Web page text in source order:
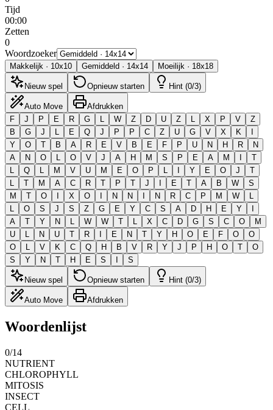
Tijd
00:00
Zetten
0
Woordzoeker
Makkelijk · 10x10 Gemiddeld · 14x14 Moeilijk · 18x18
Nieuw spel Opnieuw starten Hint (0/3)
Auto Move
Afdrukken
F
J P E R G L W Z D U Z L X P V
Z
B
G J L E Q J P P C Z U G V X K
I
Y
O T B A R E V B E F P U N H R
N
A
N O L O V J A H M S P E A M I
T
L
Q L M V U M E O P L I Y E O J
T
L
T M A C R T P T J I E T A B W
S
M
T O I X O I N N I N R C P M W
L
L
O S J S Z G E Y C S A D H E Y
I
A
T Y N L W W T L X C D G S C O
M
U
L N U T R I E N T Y H O E F O
O
O
L V K C Q H B V R Y J P H O T
O
S
Y N T H E S I S
Nieuw spel Opnieuw starten Hint (0/3)
Auto Move Afdrukken
Woordenlijst
0/14
NUTRIENT
CHLOROPHYLL
MITOSIS
INSECT
CELL